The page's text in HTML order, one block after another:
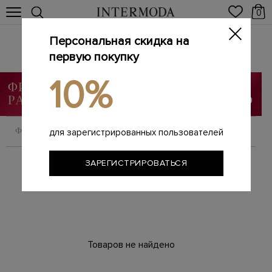
0
VALENTINO
Главная / Мужчинам / Бренды
ФИЛЬТРОВАТЬ СОРТИРОВАТЬ
Товаров не найдено
Персональная скидка на
первую покупку
10%
для зарегистрированных пользователей
ЗАРЕГИСТРИРОВАТЬСЯ